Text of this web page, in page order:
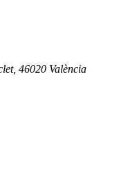
46020 València